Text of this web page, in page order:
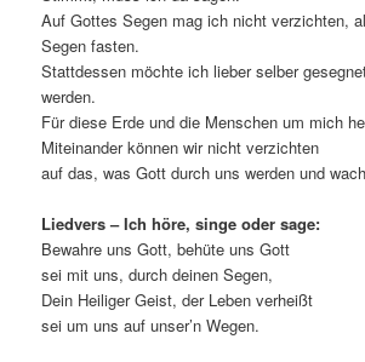
Auf Gottes Segen mag ich nicht verzichten,
Segen fasten.
Stattdessen möchte ich lieber selber
werden.
Für diese Erde und die Menschen um mich
Miteinander können wir nicht verzichten
auf das, was Gott durch uns werden und
Liedvers – Ich höre, singe oder sage:
Bewahre uns Gott, behüte uns Gott
sei mit uns, durch deinen Segen,
Dein Heiliger Geist, der Leben verheißt
sei um uns auf unser’n Wegen.